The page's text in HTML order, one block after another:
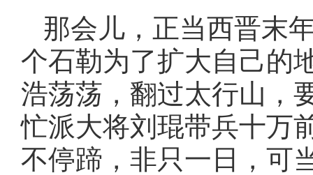
那会儿，正当西晋末
个石勒为了扩大自己的
浩荡荡，翻过太行山，
忙派大将刘琨带兵十万
不停蹄，非只一日，可